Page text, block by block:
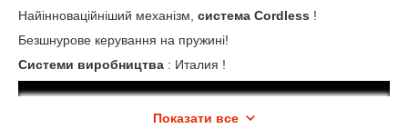
Найінноваційніший механізм, система Cordless !
Безшнурове керування на пружині!
Системи виробництва : Италия !
Показати все